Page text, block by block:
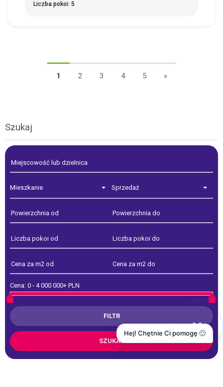
Liczba pokoi: 5
1 2 3 4 5 »
Szukaj
Mieszkanie Sprzedaż
Cena: 0 - 4 000 000+ PLN
Hej! Chętnie Ci pomogę 🙂